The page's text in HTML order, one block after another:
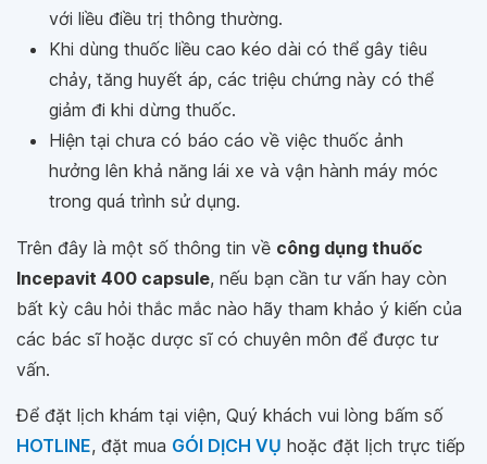
với liều điều trị thông thường.
Khi dùng thuốc liều cao kéo dài có thể gây tiêu
chảy, tăng huyết áp, các triệu chứng này có thể
giảm đi khi dừng thuốc.
Hiện tại chưa có báo cáo về việc thuốc ảnh
hưởng lên khả năng lái xe và vận hành máy móc
trong quá trình sử dụng.
Trên đây là một số thông tin về công dụng thuốc
Incepavit 400 capsule, nếu bạn cần tư vấn hay còn
bất kỳ câu hỏi thắc mắc nào hãy tham khảo ý kiến của
các bác sĩ hoặc dược sĩ có chuyên môn để được tư
vấn.
Để đặt lịch khám tại viện, Quý khách vui lòng bấm số
HOTLINE, đặt mua GÓI DỊCH VỤ hoặc đặt lịch trực tiếp